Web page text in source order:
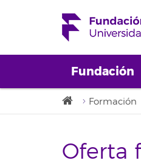
Fundación
Formación
Oferta